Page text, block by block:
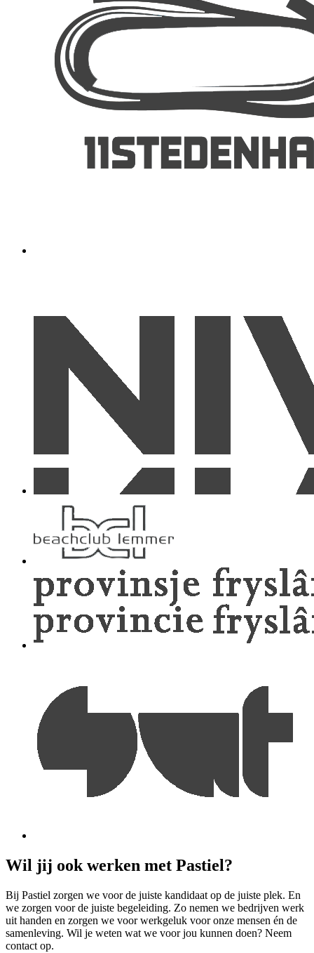
Wil jij ook werken met Pastiel?
Bij Pastiel zorgen we voor de juiste kandidaat op de juiste plek. En
we zorgen voor de juiste begeleiding. Zo nemen we bedrijven werk
uit handen en zorgen we voor werkgeluk voor onze mensen én de
samenleving. Wil je weten wat we voor jou kunnen doen? Neem
contact op.